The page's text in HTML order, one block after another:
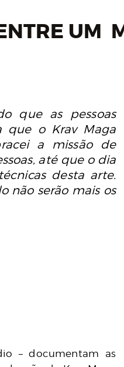
UM
que as pessoas
que o Krav Maga
a missão de
até que o dia
desta arte.
não serão mais os
– documentam as